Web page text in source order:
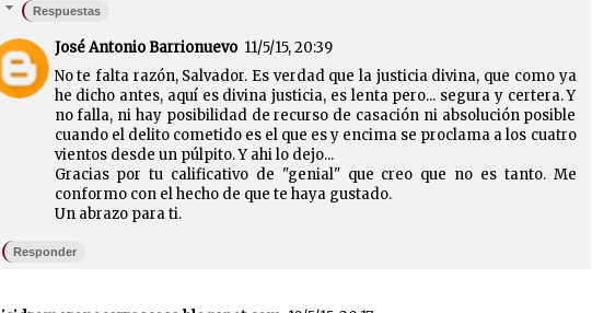
Respuestas
José Antonio Barrionuevo 11/5/15, 20:39
No te falta razón, Salvador. Es verdad que la justicia divina, que como ya
he dicho antes, aquí es divina justicia, es lenta pero... segura y certera. Y
no falla, ni hay posibilidad de recurso de casación ni absolución posible
cuando el delito cometido es el que es y encima se proclama a los cuatro
vientos desde un púlpito. Y ahi lo dejo...
Gracias por tu calificativo de "genial" que creo que no es tanto. Me
conformo con el hecho de que te haya gustado.
Un abrazo para ti.
Responder